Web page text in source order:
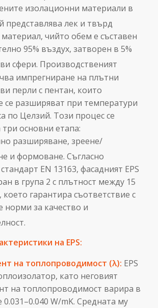
изолационни материали в
представлява лек и твърд
чийто обем е съставен
95% въздух, затворен в 5%
сфери. Производственият
импрегниране на плътни
перли с пентан, които
се разширяват при температури
по Целзий. Този процес се
основни етапа:
разширяване, зреене/
и формоване. Съгласно
EN 13163, фасадният EPS
в група 2 с плътност между 15
което гарантира съответствие с
норми за качество и
на EPS:
на топлопроводимост (λ): EPS
като неговият
на топлопроводимост варира в
0.031–0.040 W/mK. Средната му